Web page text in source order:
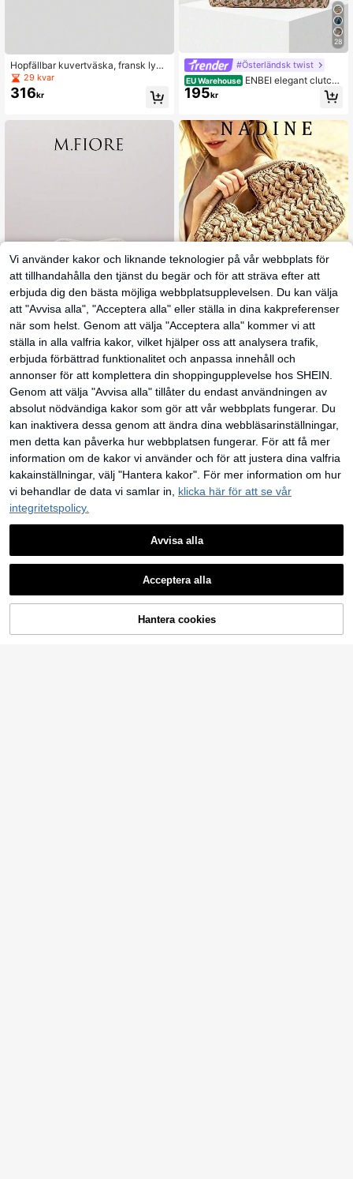
Hopfällbar kuvertväska, fransk lyxi
g liten fyrkantig väska i halm, nisch
design 2026 ny aftonväska för kvin
nor
29 kvar
316kr
M.Fiore
Clutchväska för kvinnor, rynkad vä
ska, galakväll, festoutfits, balväska,
balaccessoarer, bröllopsartiklar, pre
senter för kvinnor
163
28
#Österländsk twist
EU Warehouse ENBEI elegant clutchv
äska i marockansk stil – sminkväsk
a, strandväska, moderiktig damväs
ngsidig, elegant modekvällsväska, l
ämplig för olika tillfällen som fester,
middagar, bröllop, dejter, shopping
m.m. Perfekt present till mors dag, h
ögtider eller jul.
195kr
1 st vävd modehandväska, ny mini
malistisk pappersvävd crossbodyvä
ska för strand och resor, vår/somma
r, passar för semester, resor och mo
180
LÄGG TILL I VARUKORGEN
Vi använder kakor och liknande teknologier på vår webbplats för
att tillhandahålla den tjänst du begär och för att sträva efter att
erbjuda dig den bästa möjliga webbplatsupplevelsen. Du kan välja
att "Avvisa alla", "Acceptera alla" eller ställa in dina kakpreferenser
när som helst. Genom att välja "Acceptera alla" kommer vi att
ställa in alla valfria kakor, vilket hjälper oss att analysera trafik,
erbjuda förbättrad funktionalitet och anpassa innehåll och
annonser för att komplettera din shoppingupplevelse hos SHEIN.
Genom att välja "Avvisa alla" tillåter du endast användningen av
absolut nödvändiga kakor som gör att vår webbplats fungerar. Du
kan inaktivera dessa genom att ändra dina webbläsarinställningar,
men detta kan påverka hur webbplatsen fungerar. För att få mer
information om de kakor vi använder och för att justera dina valfria
kakainställningar, välj "Hantera kakor". För mer information om hur
vi behandlar de data vi samlar in, klicka här för att se vår
integritetspolicy.
Avvisa alla
Acceptera alla
Hantera cookies